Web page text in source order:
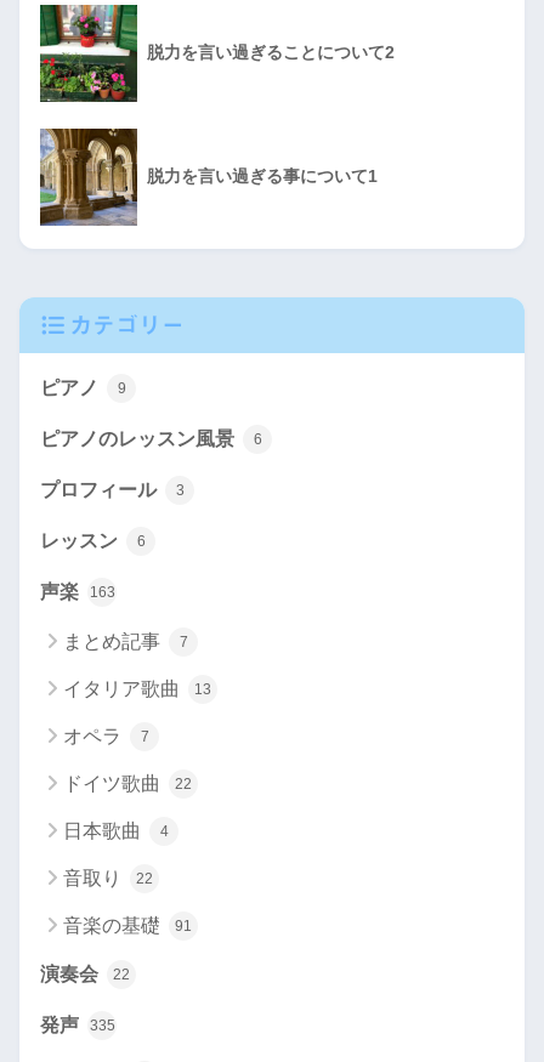
脱力を言い過ぎることについて2
脱力を言い過ぎる事について1
カテゴリー
ピアノ 9
ピアノのレッスン風景 6
プロフィール 3
レッスン 6
声楽 163
まとめ記事 7
イタリア歌曲 13
オペラ 7
ドイツ歌曲 22
日本歌曲 4
音取り 22
音楽の基礎 91
演奏会 22
発声 335